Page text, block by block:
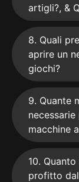
artigli?, &
8. Quali
aprire un
giochi?
9. Quante
macchine
10.
profitto